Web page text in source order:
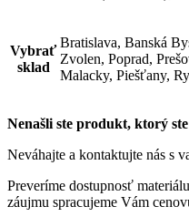
Vybrať
sklad
Bratislava, Banská
Zvolen, Poprad,
Malacky, Piešťany,
Nenašli ste produkt, ktorý
Neváhajte a kontaktujte nás s
Preveríme dostupnosť
záujmu spracujeme Vám